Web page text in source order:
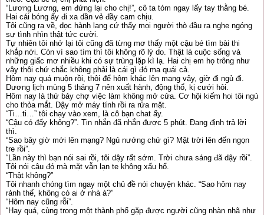
“Lương Lương, em đứng lại cho chị!”, cô ta tóm ngay lấy tay thằng bé.
Hai cái bóng ấy đi xa dần vẻ đầy cam chịu.
Tôi cũng ra về, dọc hành lang cứ thấy mọi người thò đầu ra nghe ngóng
sự tình nhìn thật tức cười.
Tự nhiên tôi nhớ lại tôi cũng đã từng mơ thấy một cậu bé tìm bài thi
khắp nới. Còn vì sao tìm thì tôi không rõ lý do. Thật là cuộc sống và
những giấc mơ nhiều khi có sự trùng lặp kì lạ. Hai chị em họ trông như
vậy thôi chứ chắc không phải là cái gì đó ma quái cả.
Hôm nay quá muộn rồi, thôi để hôm khác lên mạng vậy, giờ đi ngủ đi.
Dương lịch mùng 5 tháng 7 nên xuất hành, động thổ, kị cưới hỏi.
Hôm nay là thứ bảy chợ việc làm không mở cửa. Cơ hội kiếm hoi tôi ngủ
cho thỏa mắt. Dậy mở máy tính rồi ra rửa mặt.
“Ti…ti…” tôi chạy vào xem, là cô bạn chat ấy.
“Cậu có đấy không?”. Tin nhắn đã nhắn được 5 phút. Đang định trả lời
thì.
“Sao bây giờ mới lên mạng? Ngủ nướng chứ gì? Mặt trời lên đến ngọn
tre rồi”.
“Lần này thì bạn nói sai rồi, tôi dậy rất sớm. Trời chưa sáng đã dậy rồi”.
Tôi nói câu đó mà mặt vẫn lạn te không xấu hổ.
“Thật không?”
Tôi nhanh chóng tìm ngay một chủ đề nói chuyện khác. “Sao hôm nay
rảnh thế, không có ai ở nhà à?”
“Hôm nay cũng rỗi”.
“Hay quá, cùng trong một thành phố gặp được người cũng nhàn nhã như